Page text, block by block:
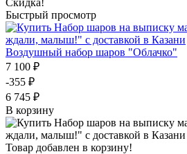
Быстрый просмотр
Воздушный набор шаров "Облачко"
7 100 ₽
-355 ₽
6 745 ₽
В корзину
Товар добавлен в корзину!